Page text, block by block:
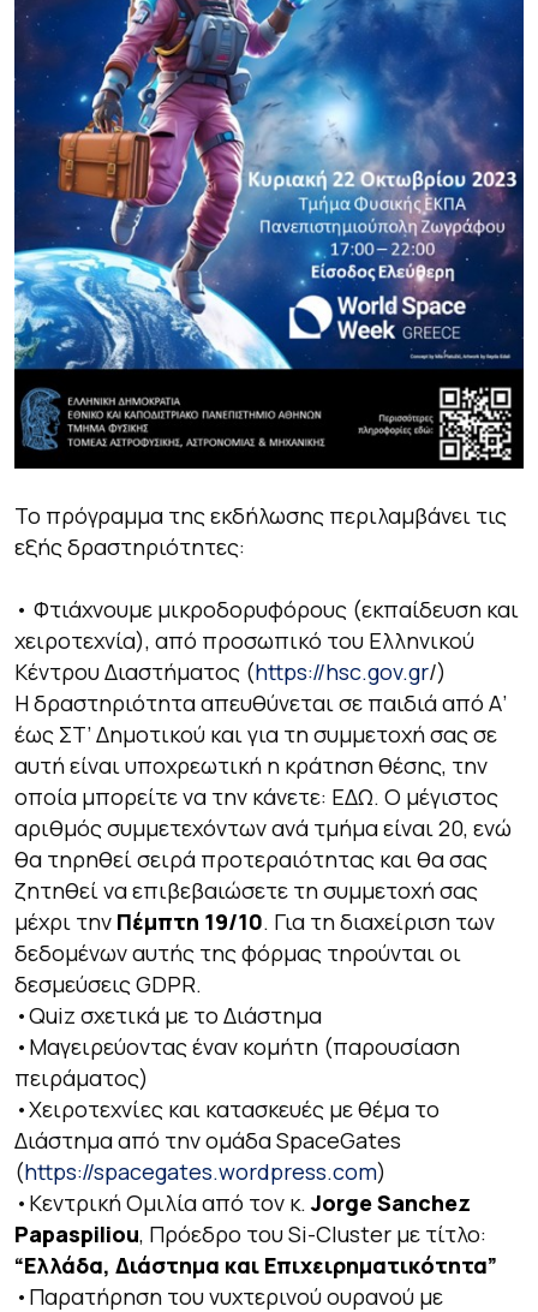
Το πρόγραμμα της εκδήλωσης περιλαμβάνει τις
εξής δραστηριότητες:
• Φτιάχνουμε μικροδορυφόρους (εκπαίδευση και
χειροτεχνία), από προσωπικό του Ελληνικού
Κέντρου Διαστήματος (https://hsc.gov.gr/)
Η δραστηριότητα απευθύνεται σε παιδιά από Α’
έως ΣΤ’ Δημοτικού και για τη συμμετοχή σας σε
αυτή είναι υποχρεωτική η κράτηση θέσης, την
οποία μπορείτε να την κάνετε: ΕΔΩ. Ο μέγιστος
αριθμός συμμετεχόντων ανά τμήμα είναι 20, ενώ
θα τηρηθεί σειρά προτεραιότητας και θα σας
ζητηθεί να επιβεβαιώσετε τη συμμετοχή σας
μέχρι την Πέμπτη 19/10. Για τη διαχείριση των
δεδομένων αυτής της φόρμας τηρούνται οι
δεσμεύσεις GDPR.
•Quiz σχετικά με το Διάστημα
•Μαγειρεύοντας έναν κομήτη (παρουσίαση
πειράματος)
•Χειροτεχνίες και κατασκευές με θέμα το
Διάστημα από την ομάδα SpaceGates
(https://spacegates.wordpress.com)
•Κεντρική Ομιλία από τον κ.Jorge Sanchez
Papaspiliou, Πρόεδρο του Si-Cluster με τίτλο:
“Ελλάδα, Διάστημα και Επιχειρηματικότητα”
•Παρατήρηση του νυχτερινού ουρανού με